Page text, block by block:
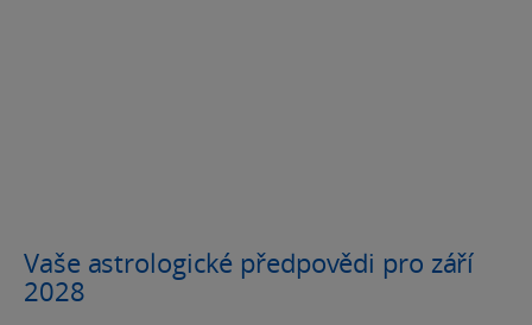
Vaše astrologické předpovědi pro září
2028